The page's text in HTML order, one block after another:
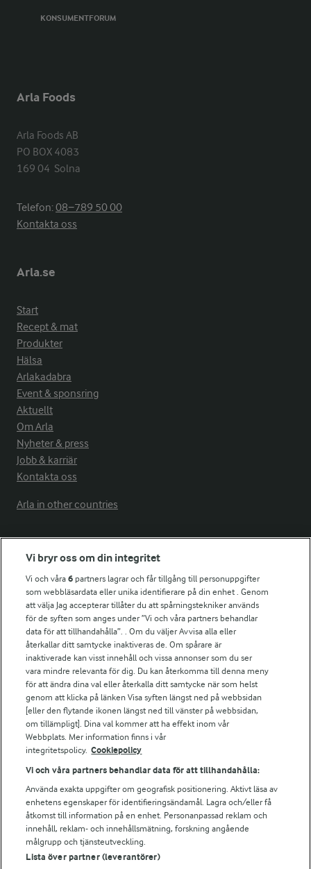
KONSUMENTFORUM
Arla Foods
Arla Foods AB
PO BOX 4083
169 04  Solna
Telefon:08−789 50 00
Kontakta oss
Arla.se
Start
Recept & mat
Produkter
Hälsa
Arlakadabra
Event & sponsring
Aktuellt
Om Arla
Nyheter & press
Jobb & karriär
Kontakta oss
Arla in other countries
Fler Arlasajter
För ägare
Arlas kundportal
Arla.com
Falbygdens Ost
Arla webbshop
Bildbank
Följ oss
© 2026 Arla Foods
Vi bryr oss om din integritet
Vi och våra6 partners lagrar och får tillgång till personuppgifter
som webbläsardata eller unika identifierare på din enhet . Genom
att välja Jag accepterar tillåter du att spårningstekniker används
för de syften som anges under ”Vi och våra partners behandlar
data för att tillhandahålla”. . Om du väljer Avvisa alla eller
återkallar ditt samtycke inaktiveras de. Om spårare är
inaktiverade kan visst innehåll och vissa annonser som du ser
vara mindre relevanta för dig. Du kan återkomma till denna meny
för att ändra dina val eller återkalla ditt samtycke när som helst
genom att klicka på länken Visa syften längst ned på webbsidan
[eller den flytande ikonen längst ned till vänster på webbsidan,
om tillämpligt]. Dina val kommer att ha effekt inom vår
Webbplats. Mer information finns i vår
integritetspolicy. Cookiepolicy
Vi och våra partners behandlar data för att tillhandahålla:
Använda exakta uppgifter om geografisk positionering. Aktivt läsa av
enhetens egenskaper för identifieringsändamål. Lagra och/eller få
åtkomst till information på en enhet. Personanpassad reklam och
innehåll, reklam- och innehållsmätning, forskning angående
målgrupp och tjänsteutveckling.
Lista över partner (leverantörer)